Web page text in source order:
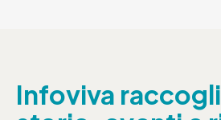
Infoviva